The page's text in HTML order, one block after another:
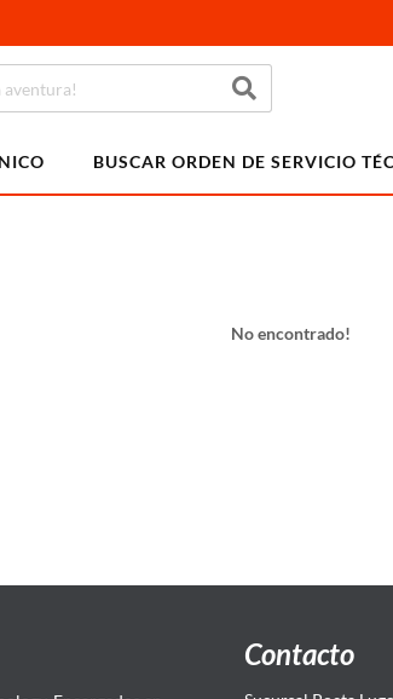
BUSCAR ORDEN DE SERVICIO
No encontrado!
Contacto